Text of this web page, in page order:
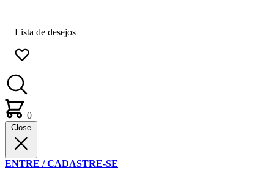
Lista de desejos
0
Close
ENTRE / CADASTRE-SE